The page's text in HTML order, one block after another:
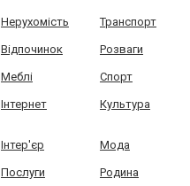
Нерухомість Транспорт
Відпочинок Розваги
Меблі Спорт
Інтернет Культура
Інтер'єр Мода
Послуги Родина